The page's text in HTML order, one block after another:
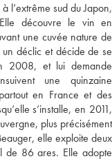
l’extrême sud du Japon,
découvre le vin en
une cuvée nature de
déclic et décide de se
2008, et lui demande
une quinzaine
en France et des
s’installe, en 2011,
plus précisément
elle exploite deux
de 86 ares. Elle adopte